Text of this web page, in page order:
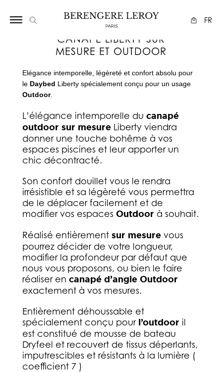
FR
CANAPÉ LIBERTY SUR
MESURE ET OUTDOOR
Elégance intemporelle, légèreté et confort absolu pour
le Daybed Liberty spécialement conçu pour un usage
Outdoor.
L’élégance intemporelle du canapé
outdoor sur mesureLiberty viendra
donner une touche bohême à vos
espaces piscines et leur apporter un
chic décontracté.
Son confort douillet vous le rendra
irrésistible et sa légèreté vous permettra
de le déplacer facilement et de
modifier vos espaces Outdoor à souhait.
Réalisé entièrement sur mesurevous
pourrez décider de votre longueur,
modifier la profondeur par défaut que
nous vous proposons, ou bien le faire
réaliser en canapé d’angle Outdoor
exactement à vos mesures.
Entièrement déhoussable et
spécialement conçu pour l’outdoor il
est constitué de mousse de bateau
Dryfeel et recouvert de tissus déperlants,
imputrescibles et résistants à la lumière (
coefficient 7 )